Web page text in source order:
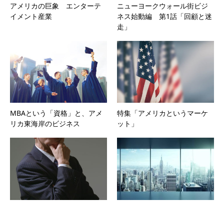
アメリカの巨象 エンターテ
イメント産業
ニューヨークウォール街ビジ
ネス始動編 第1話「回顧と迷
走」
MBAという「資格」と、アメ
リカ東海岸のビジネス
特集「アメリカというマーケ
ット」